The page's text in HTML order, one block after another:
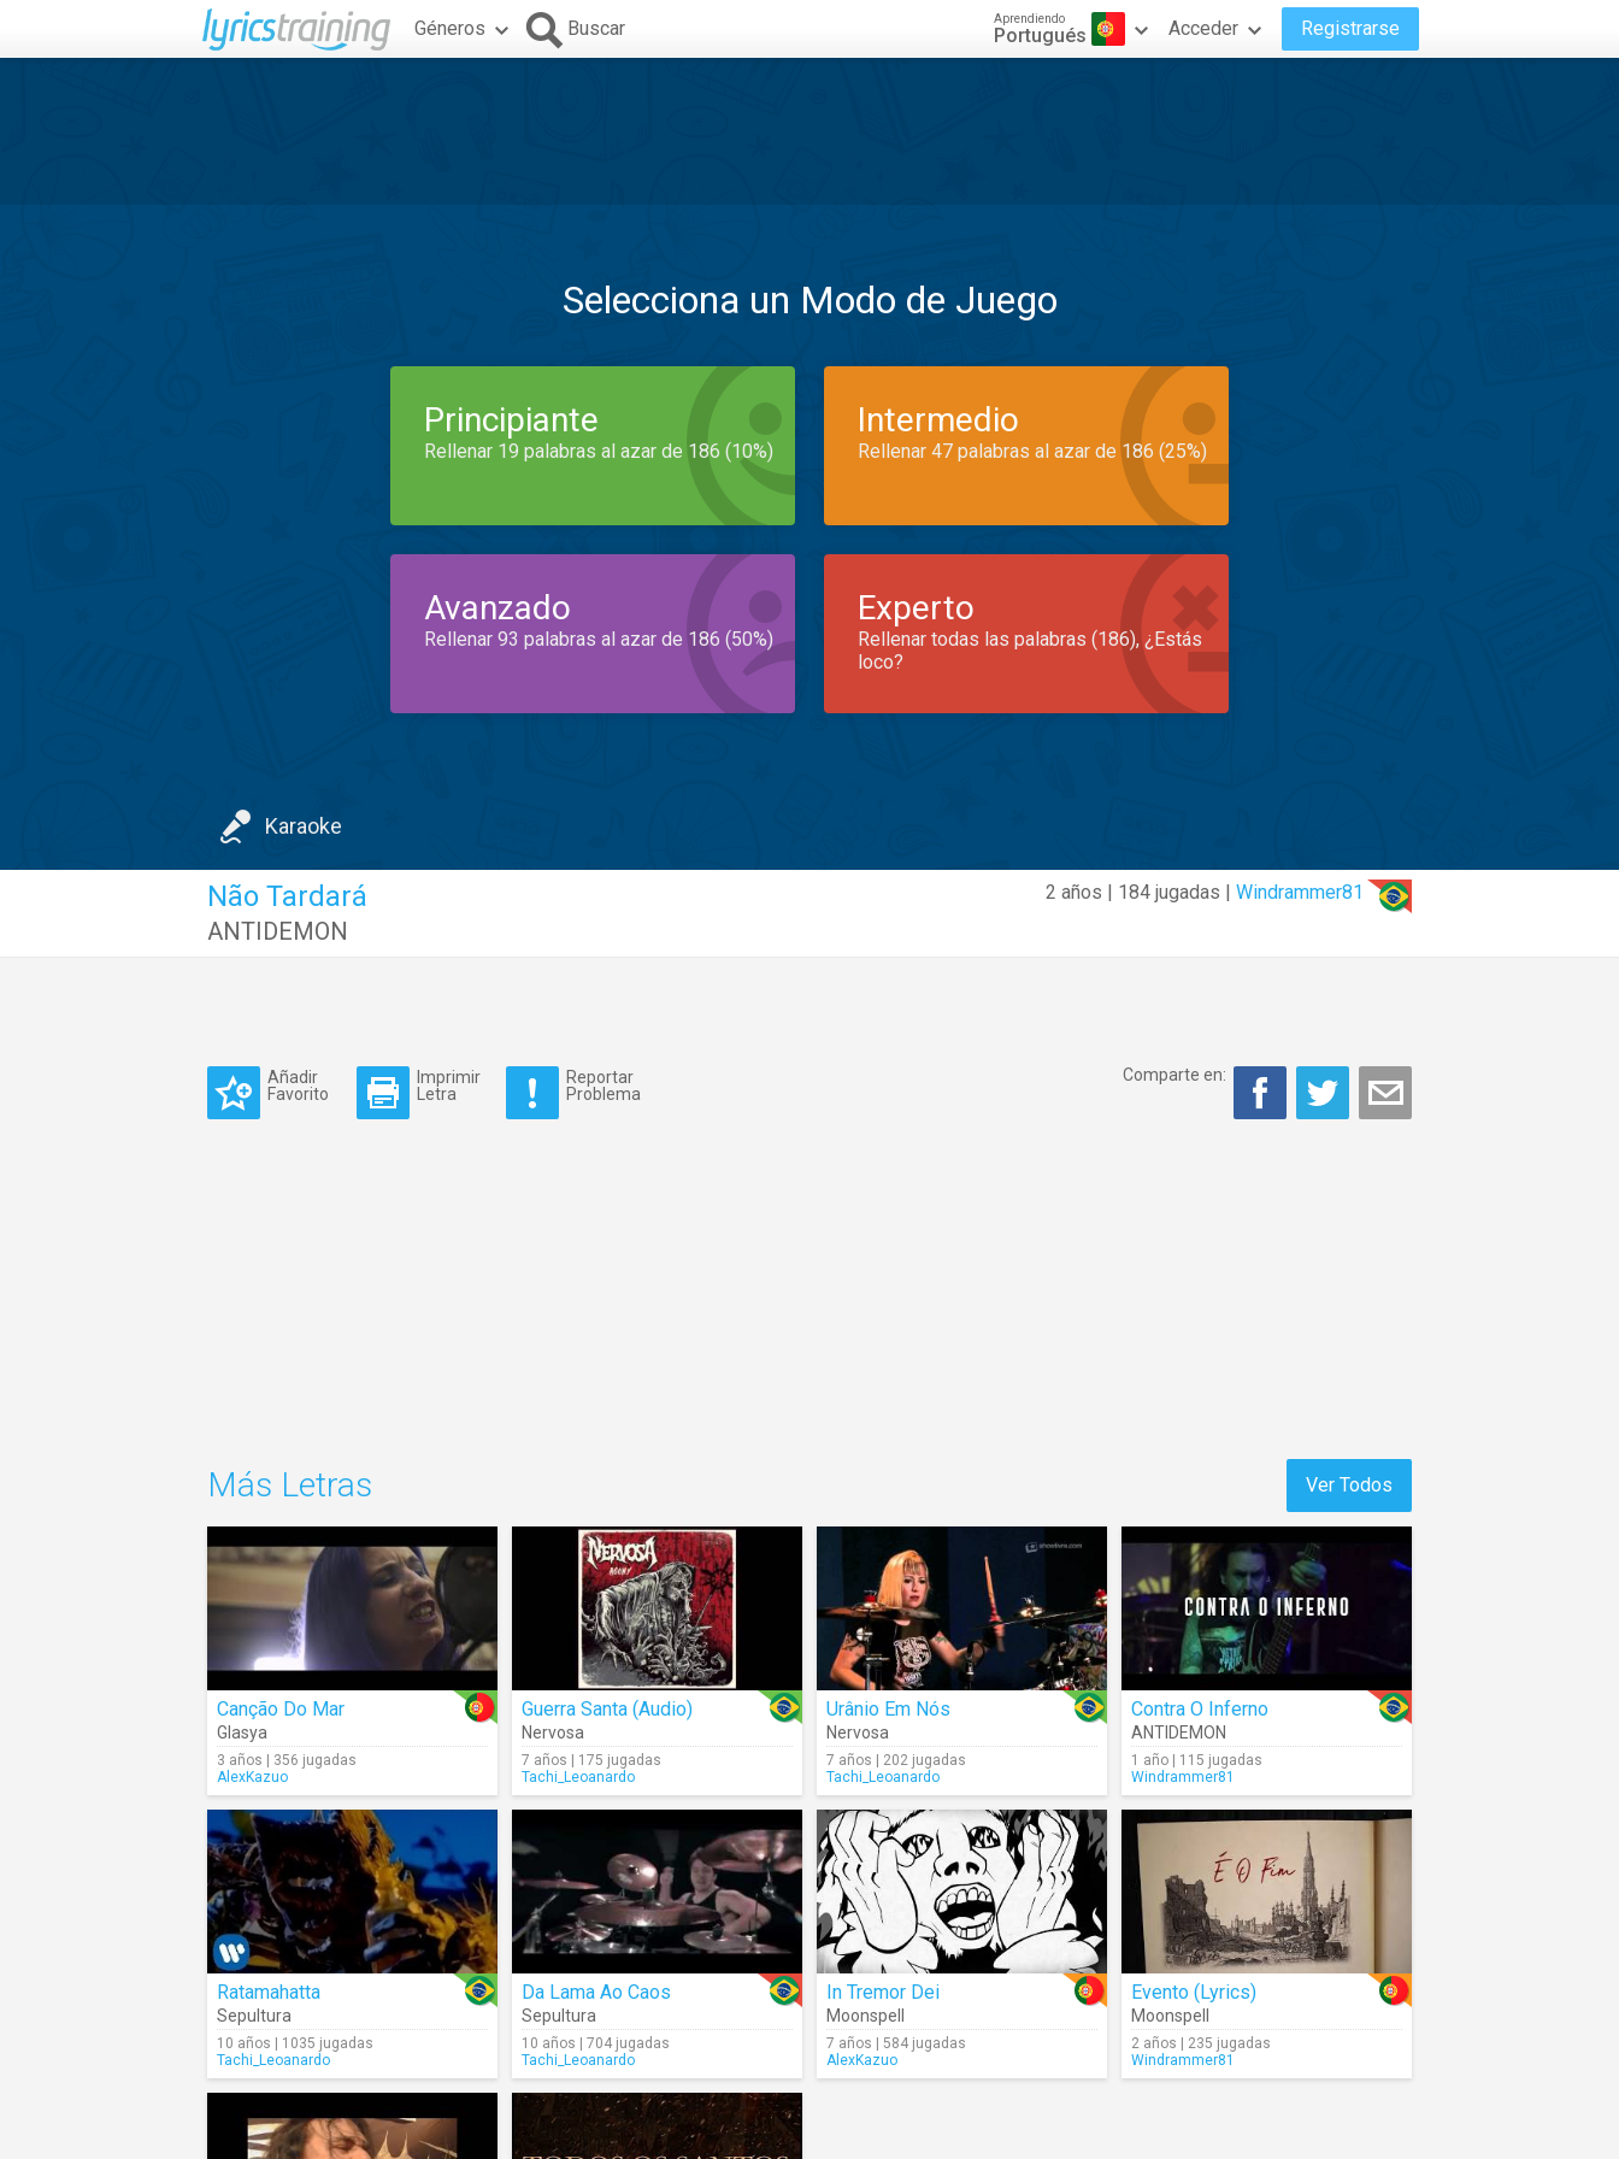
Géneros Buscar Aprendiendo
Portugués Acceder Registrarse
Selecciona un Modo de Juego
Principiante
Rellenar 19 palabras al azar de 186 (10%)
Intermedio
Rellenar 47 palabras al azar de 186 (25%)
Avanzado
Rellenar 93 palabras al azar de 186 (50%)
Experto
Rellenar todas las palabras (186), ¿Estás
loco?
Karaoke
2 años | 184 jugadas | Windrammer81
Não Tardará
ANTIDEMON
Añadir
Favorito
Imprimir
Letra
Reportar
Problema
Comparte en:
Ver Todos
Más Letras
Canção Do Mar
Glasya
3 años | 356 jugadas
AlexKazuo
Guerra Santa (Audio)
Nervosa
7 años | 175 jugadas
Tachi_Leoanardo
Urânio Em Nós
Nervosa
7 años | 202 jugadas
Tachi_Leoanardo
Contra O Inferno
ANTIDEMON
1 año | 115 jugadas
Windrammer81
Ratamahatta
Sepultura
10 años | 1035 jugadas
Tachi_Leoanardo
Da Lama Ao Caos
Sepultura
10 años | 704 jugadas
Tachi_Leoanardo
In Tremor Dei
Moonspell
7 años | 584 jugadas
AlexKazuo
Evento (Lyrics)
Moonspell
2 años | 235 jugadas
Windrammer81